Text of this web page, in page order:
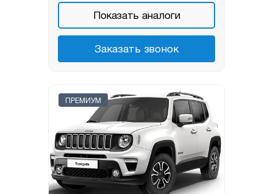
Показать аналоги
Заказать звонок
ПРЕМИУМ